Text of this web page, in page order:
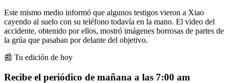
Este mismo medio informó que algunos testigos vieron a Xiao
cayendo al suelo con su teléfono todavía en la mano. El video del
accidente, obtenido por ellos, mostró imágenes borrosas de partes de
la grúa que pasaban por delante del objetivo.
📰 Tu edición de hoy
Recibe el periódico de mañana a las 7:00 am